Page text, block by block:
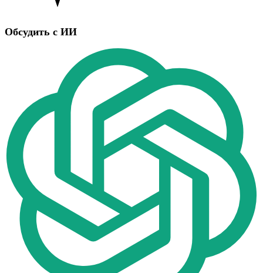
Обсудить с ИИ